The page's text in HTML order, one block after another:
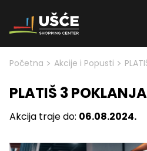
Skip to content
Početna > Akcije i Popusti >
PLATIŠ 3
Akcija traje do: 06.08.2024.